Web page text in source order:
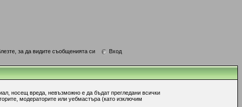
за да видите съобщенията си
Вход
носещ вреда, невъзможно е да бъдат прегледани всички
модераторите или уебмастъра (като изключим